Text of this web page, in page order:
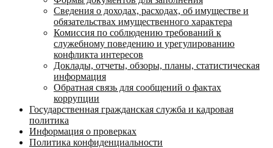
Сведения о доходах, расходах, об имуществе и
обязательствах имущественного характера
Комиссия по соблюдению требований к
служебному поведению и урегулированию
конфликта интересов
Доклады, отчеты, обзоры, планы, статистическая
информация
Обратная связь для сообщений о фактах
коррупции
Государственная гражданская служба и кадровая
политика
Информация о проверках
Политика конфиденциальности